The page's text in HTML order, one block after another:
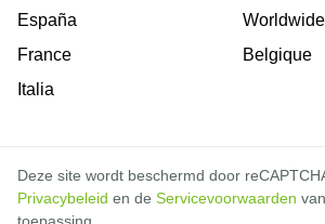
España
France
Italia
Worldwide
Belgique
Deze site wordt beschermd door
Privacybeleid en de Servicevoorwaarden